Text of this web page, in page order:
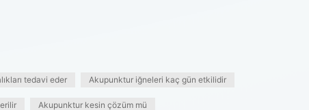
tedavi eder Akupunktur iğneleri kaç gün etkilidir
Akupunktur kesin çözüm mü